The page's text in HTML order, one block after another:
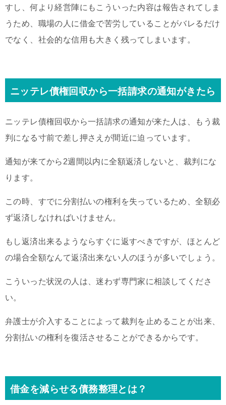
すし、何より経営陣にもこういった内容は報告されてしま
うため、職場の人に借金で苦労していることがバレるだけ
でなく、社会的な信用も大きく残ってしまいます。
ニッテレ債権回収から一括請求の通知がきたら
ニッテレ債権回収から一括請求の通知が来た人は、もう裁
判になる寸前で差し押さえが間近に迫っています。
通知が来てから2週間以内に全額返済しないと、裁判にな
ります。
この時、すでに分割払いの権利を失っているため、全額必
ず返済しなければいけません。
もし返済出来るようならすぐに返すべきですが、ほとんど
の場合全額なんて返済出来ない人のほうが多いでしょう。
こういった状況の人は、迷わず専門家に相談してくださ
い。
弁護士が介入することによって裁判を止めることが出来、
分割払いの権利を復活させることができるからです。
借金を減らせる債務整理とは？